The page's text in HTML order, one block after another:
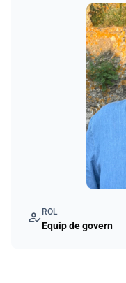
how_to_reg ROL
Equip de govern